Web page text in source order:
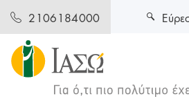
2106184000